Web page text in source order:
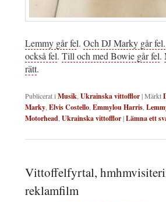
Lemmy går fel. Och DJ Marky går fel.
också fel. Till och med Bowie går fel.
rätt.
Publicerat i Musik Ukrainska vittofflor|Märkt
Marky Elvis Costello Emmylou Harris
Motorhead Ukrainska vittofflor|Lämna ett
Vittoffelfyrtal,
reklamfilm